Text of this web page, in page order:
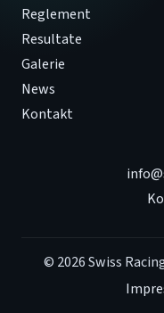
Reglement
Resultate
Galerie
News
Kontakt
© 2026 Swiss